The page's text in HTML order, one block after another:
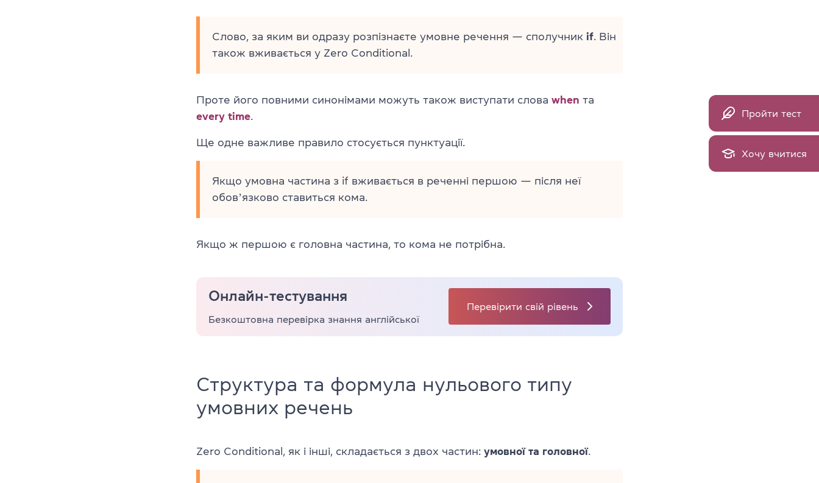
Слово, за яким ви одразу розпізнаєте умовне речення — сполучник if. Він
також вживається у Zero Conditional.
Проте його повними синонімами можуть також виступати слова when та
every time.
Ще одне важливе правило стосується пунктуації.
Якщо умовна частина з if вживається в реченні першою — після неї
обовʼязково ставиться кома.
Якщо ж першою є головна частина, то кома не потрібна.
Онлайн-тестування
Безкоштовна перевірка знання англійської
Перевірити свій рівень
Структура та формула нульового типу
умовних речень
Zero Conditional, як і інші, складається з двох частин: умовної та головної.
Пройти тест
Хочу вчитися